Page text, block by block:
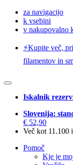
za navigacijo
k vsebini
v nakupovalno
⚡️Kupite več,
filamentov in
Iskalnik
Slovenija:
€ 52,90
Več kot 11.100
Pomoč
Kje je